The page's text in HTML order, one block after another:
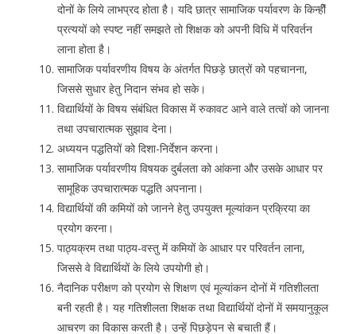
दोनों के लिये लाभप्रद होता है। यदि छात्र सामाजिक पर्यावरण के किन्हीें
प्रत्ययों को स्पष्ट नहीं समझते तो शिक्षक को अपनी विधि में परिवर्तन
लाना होता है।
सामाजिक पर्यावरणीय विषय के अंतर्गत पिछड़े छात्रों को पहचानना,
जिससे सुधार हेतु निदान संभव हो सके।
विद्यार्थियों के विषय संबंधित विकास में रुकावट आने वाले तत्वों को जानना
तथा उपचारात्मक सुझाव देना।
अध्ययन पद्धतियों को दिशा-निर्देशन करना।
सामाजिक पर्यावरणीय विषयक दुर्बलता को आंकना और उसके आधार पर
सामूहिक उपचारात्मक पद्धति अपनाना।
विद्यार्थियों की कमियों को जानने हेतु उपयुक्त मूल्यांकन प्रक्रिया का
प्रयोग करना।
पाठ्यक्रम तथा पाठ्य-वस्तु में कमियों के आधार पर परिवर्तन लाना,
जिससे वे विद्यार्थियों के लिये उपयोगी हो।
नैदानिक परीक्षण को प्रयोग से शिक्षण एवं मूल्यांकन दोनों में गतिशीलता
बनी रहती है। यह गतिशीलता शिक्षक तथा विद्यार्थियों दोनों में समयानुकूल
आचरण का विकास करती है। उन्हें पिछड़ेपन से बचाती हैं।